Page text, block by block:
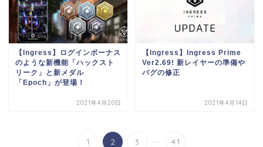
【Ingress】ログインボーナス
のような新機能「ハックスト
リーク」と新メダル
「Epoch」が登場！
2021年4月20日
【Ingress】Ingress Prime
Ver2.69! 新レイヤーの準備や
バグの修正
2021年4月14日
1 2 3 ... 41